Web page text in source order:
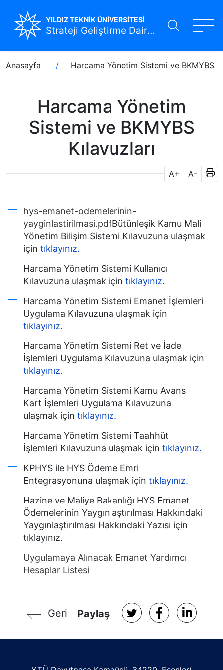
içeriğe
YILDIZ TEKNİK ÜNİVERSİTESİ
Strateji Geliştirme Daire Başkanlığı
Sayfa
yolu
Anasayfa Harcama Yönetim Sistemi ve BKMYBS
Harcama Yönetim
Sistemi ve BKMYBS
Kılavuzları
A+ A-
hys-emanet-odemelerinin-
yayginlastirilmasi.pdfBütünleşik Kamu Mali
Yönetim Bilişim Sistemi Kılavuzuna ulaşmak
için tıklayınız.
Harcama Yönetim Sistemi Kullanıcı
Kılavuzuna ulaşmak için tıklayınız.
Harcama Yönetim Sistemi Emanet İşlemleri
Uygulama Kılavuzuna ulaşmak için
tıklayınız.
Harcama Yönetim Sistemi Ret ve İade
İşlemleri Uygulama Kılavuzuna ulaşmak için
tıklayınız.
Harcama Yönetim Sistemi Kamu Avans
Kart İşlemleri Uygulama Kılavuzuna
ulaşmak için tıklayınız.
Harcama Yönetim Sistemi Taahhüt
İşlemleri Kılavuzuna ulaşmak için tıklayınız.
KPHYS ile HYS Ödeme Emri
Entegrasyonuna ulaşmak için tıklayınız.
Hazine ve Maliye Bakanlığı HYS Emanet
Ödemelerinin Yaygınlaştırılması Hakkındaki
Yaygınlaştırılması Hakkındaki Yazısı için
tıklayınız.
Uygulamaya Alınacak Emanet Yardımcı
Hesaplar Listesi
Geri Paylaş